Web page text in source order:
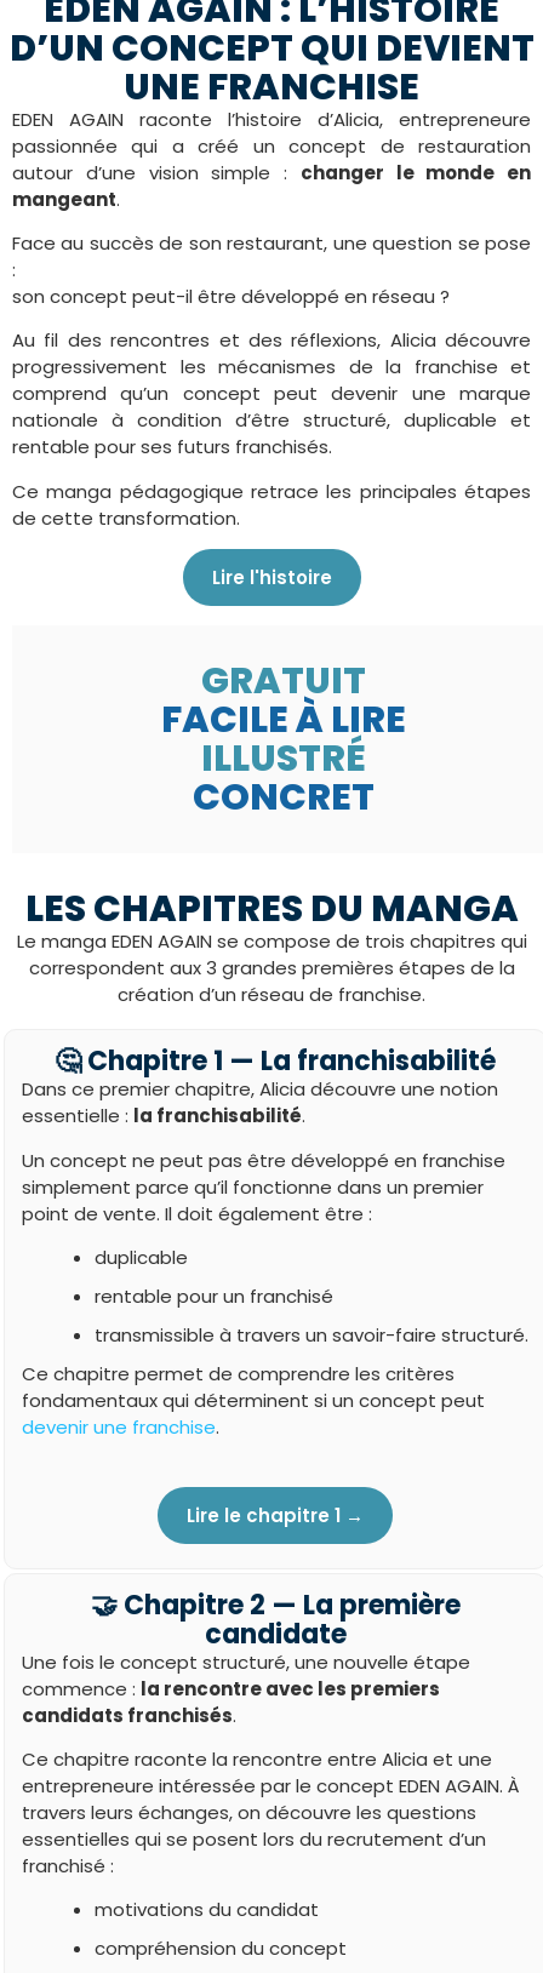
D’UN CONCEPT QUI DEVIENT
UNE FRANCHISE
EDEN AGAIN raconte l’histoire d’Alicia, entrepreneure
passionnée qui a créé un concept de restauration
autour d’une vision simple : changer le monde en
mangeant.
Face au succès de son restaurant, une question se pose
:
son concept peut-il être développé en réseau ?
Au fil des rencontres et des réflexions, Alicia découvre
progressivement les mécanismes de la franchise et
comprend qu’un concept peut devenir une marque
nationale à condition d’être structuré, duplicable et
rentable pour ses futurs franchisés.
Ce manga pédagogique retrace les principales étapes
de cette transformation.
Lire l'histoire
GRATUIT
FACILE À LIRE
ILLUSTRÉ
CONCRET
LES CHAPITRES DU MANGA
Le manga EDEN AGAIN se compose de trois chapitres qui
correspondent aux 3 grandes premières étapes de la
création d’un réseau de franchise.
🤔 Chapitre 1 — La franchisabilité
Dans ce premier chapitre, Alicia découvre une notion
essentielle : la franchisabilité.
Un concept ne peut pas être développé en franchise
simplement parce qu’il fonctionne dans un premier
point de vente. Il doit également être :
duplicable
rentable pour un franchisé
transmissible à travers un savoir-faire structuré.
Ce chapitre permet de comprendre les critères
fondamentaux qui déterminent si un concept peut
devenir une franchise.
Lire le chapitre 1 →
🤝 Chapitre 2 — La première
candidate
Une fois le concept structuré, une nouvelle étape
commence : la rencontre avec les premiers
candidats franchisés.
Ce chapitre raconte la rencontre entre Alicia et une
entrepreneure intéressée par le concept EDEN AGAIN. À
travers leurs échanges, on découvre les questions
essentielles qui se posent lors du recrutement d’un
franchisé :
motivations du candidat
compréhension du concept